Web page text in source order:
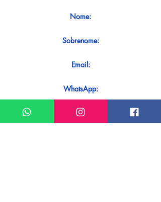
Nome:
Sobrenome:
Email:
WhatsApp:
Mensagem: